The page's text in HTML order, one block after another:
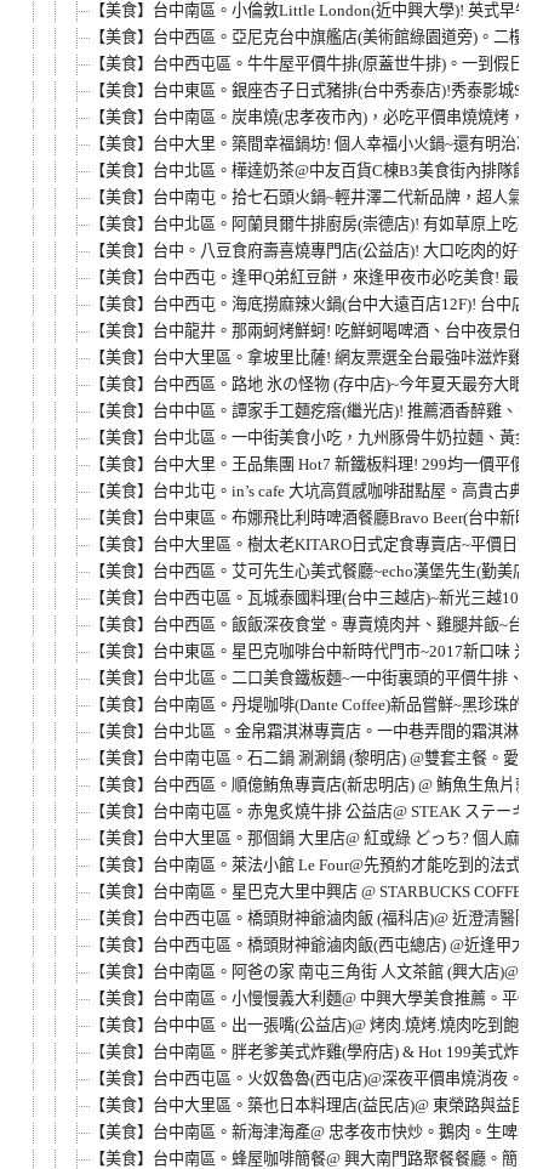
【美食】台中南區。小倫敦Little London(近中興大學)! 英式早
【美食】台中西區。亞尼克台中旗艦店(美術館綠園道旁)。二樓
【美食】台中西屯區。牛牛屋平價牛排(原蓋世牛排)。一到假日
【美食】台中東區。銀座杏子日式豬排(台中秀泰店)!秀泰影城
【美食】台中南區。炭串燒(忠孝夜市內)，必吃平價串燒燒烤，
【美食】台中大里。築間幸福鍋坊! 個人幸福小火鍋~還有明治
【美食】台中北區。樺達奶茶@中友百貨C棟B3美食街內排隊飲
【美食】台中南屯。拾七石頭火鍋~輕井澤二代新品牌，超人氣
【美食】台中北區。阿蘭貝爾牛排廚房(崇德店)! 有如草原上吃
【美食】台中。八豆食府壽喜燒專門店(公益店)! 大口吃肉的好
【美食】台中西屯。逢甲Q弟紅豆餅，來逢甲夜市必吃美食! 最便
【美食】台中西屯。海底撈麻辣火鍋(台中大遠百店12F)! 台中
【美食】台中龍井。那兩蚵烤鮮蚵! 吃鮮蚵喝啤酒、台中夜景任
【美食】台中大里區。拿坡里比薩! 網友票選全台最強咔滋炸雞
【美食】台中西區。路地 氷の怪物 (存中店)~今年夏天最夯大眼
【美食】台中中區。譚家手工麵疙瘩(繼光店)! 推薦酒香醉雞、
【美食】台中北區。一中街美食小吃，九州豚骨牛奶拉麵、黃
【美食】台中大里。王品集團 Hot7 新鐵板料理! 299均一價平
【美食】台中北屯。in’s cafe 大坑高質感咖啡甜點屋。高貴古
【美食】台中東區。布娜飛比利時啤酒餐廳Bravo Beer(台中新
【美食】台中大里區。樹太老KITARO日式定食專賣店~平價日
【美食】台中西區。艾可先生心美式餐廳~echo漢堡先生(勤美
【美食】台中西屯區。瓦城泰國料理(台中三越店)~新光三越10
【美食】台中西區。飯飯深夜食堂。專賣燒肉丼、雞腿丼飯~台
【美食】台中東區。星巴克咖啡台中新時代門市~2017新口味 米
【美食】台中北區。二口美食鐵板麵~一中街裏頭的平價牛排、
【美食】台中南區。丹堤咖啡(Dante Coffee)新品嘗鮮~黑珍珠
【美食】台中北區 。金帛霜淇淋專賣店。一中巷弄間的霜淇淋
【美食】台中南屯區。石二鍋 涮涮鍋 (黎明店) @雙套主餐。愛
【美食】台中西區。順億鮪魚專賣店(新忠明店) @ 鮪魚生魚片
【美食】台中南屯區。赤鬼炙燒牛排 公益店@ STEAK ステー
【美食】台中大里區。那個鍋 大里店@ 紅或綠 どっち? 個人麻
【美食】台中南區。萊法小館 Le Four@先預約才能吃到的法式
【美食】台中南區。星巴克大里中興店 @ STARBUCKS
【美食】台中西屯區。橋頭財神爺滷肉飯 (福科店)@ 近澄清醫
【美食】台中西屯區。橋頭財神爺滷肉飯(西屯總店) @近逢甲
【美食】台中南區。阿爸の家 南屯三角街 人文茶館 (興大店)@
【美食】台中南區。小慢慢義大利麵@ 中興大學美食推薦。平
【美食】台中中區。出一張嘴(公益店)@ 烤肉.燒烤.燒肉吃到飽
【美食】台中南區。胖老爹美式炸雞(學府店) & Hot 199美式炸
【美食】台中西屯區。火奴魯魯(西屯店)@深夜平價串燒消夜。
【美食】台中大里區。築也日本料理店(益民店)@ 東榮路與益民
【美食】台中南區。新海津海產@ 忠孝夜市快炒。鵝肉。生啤
【美食】台中南區。蜂屋咖啡簡餐@ 興大南門路聚餐餐廳。簡